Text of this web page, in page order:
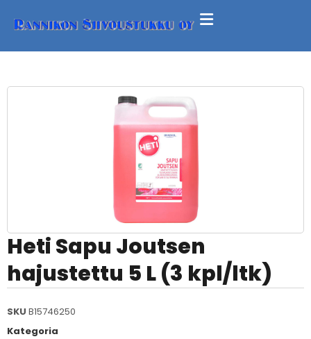
Heti Sapu Joutsen
hajustettu 5 L (3 kpl/ltk)
SKU B15746250
Kategoria